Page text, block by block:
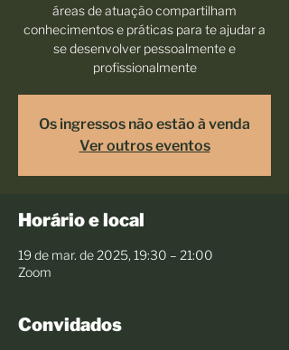
áreas de atuação compartilham
conhecimentos e práticas para te ajudar a
se desenvolver pessoalmente e
profissionalmente
Os ingressos não estão à venda
Ver outros eventos
Horário e local
19 de mar. de 2025, 19:30 – 21:00
Zoom
Convidados